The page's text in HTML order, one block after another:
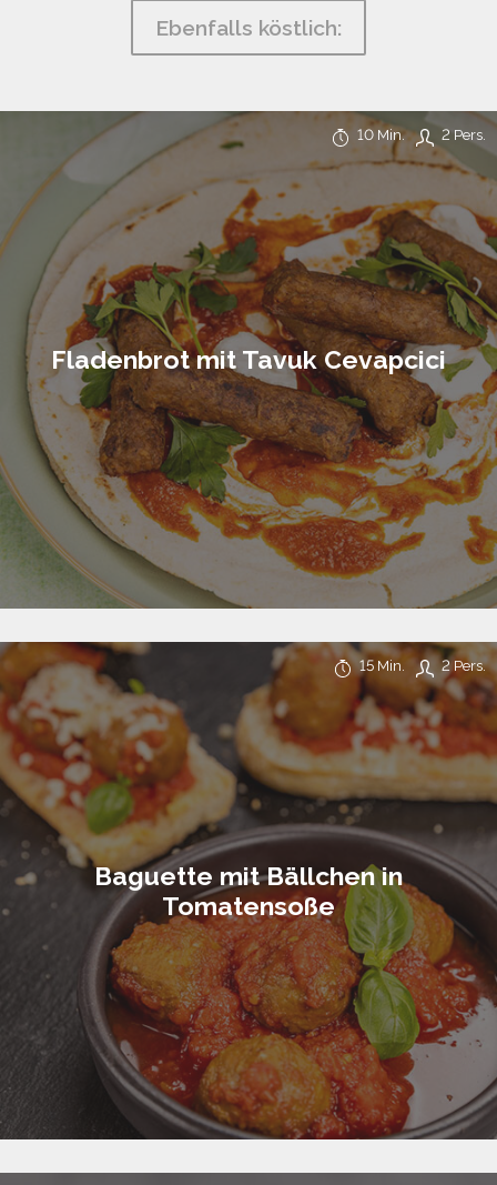
Ebenfalls köstlich:
Fladenbrot mit Tavuk Cevapcici
10 Min. 2 Pers.
Baguette mit Bällchen in
Tomatensoße
15 Min. 2 Pers.